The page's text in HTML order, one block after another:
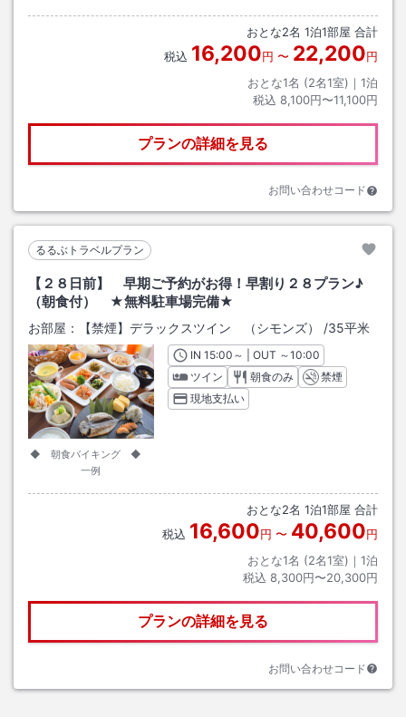
おとな2名 1泊1部屋 合計
税込 16,200円 〜 22,200円
おとな1名 (2名1室)｜ 1泊
税込 8,100円〜11,100円
プランの詳細を見る
お問い合わせコード
るるぶトラベルプラン
【２８日前】 早期ご予約がお得！早割り２８プラン♪
（朝食付） ★無料駐車場完備★
お部屋： 【禁煙】デラックスツイン （シモンズ） /35平米
◆ 朝食バイキング ◆
一例
INチェックイン
15:00 ～ | OUT チェックアウト
～10:00
ツイン
朝食のみ
禁煙
現地支払い
おとな2名 1泊1部屋 合計
税込 16,600円 〜 40,600円
おとな1名 (2名1室)｜ 1泊
税込 8,300円〜20,300円
プランの詳細を見る
お問い合わせコード